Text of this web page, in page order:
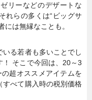
リーなどのデザートな
れらの多くは“ビッグサ
には無縁なことも。
る若者も多いことでし
！ そこで今回は、20～3
超オススメアイテムを
すべて購入時の税別価格